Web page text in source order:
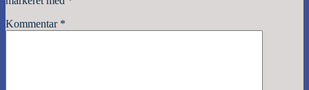
Kommentar *